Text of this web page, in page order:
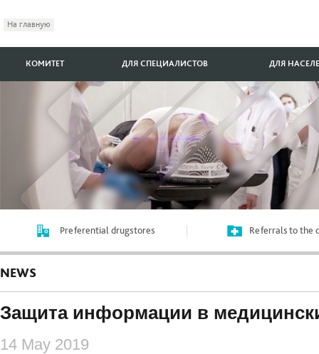
На главную
КОМИТЕТ ДЛЯ СПЕЦИАЛИСТОВ ДЛЯ
Preferential drugstores Referrals to the
NEWS
Защита информации в
14 May 2019